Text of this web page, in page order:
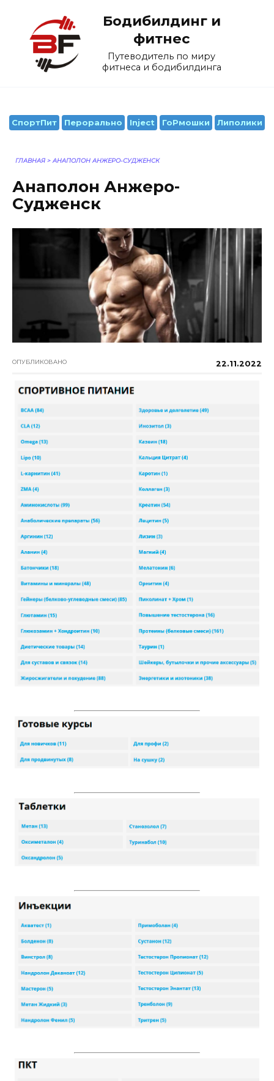
содержанию
Бодибилдинг и
фитнес
Путеводитель по миру
фитнеса и бодибилдинга
СпортПит Перорально Inject ГоРмошки Липолики
ГЛАВНАЯ > АНАПОЛОН АНЖЕРО-СУДЖЕНСК
Анаполон Анжеро-
Судженск
ОПУБЛИКОВАНО 22.11.2022